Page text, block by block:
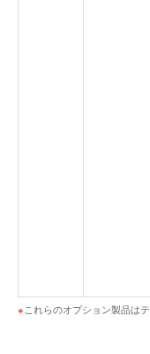
これらのオプション製品は